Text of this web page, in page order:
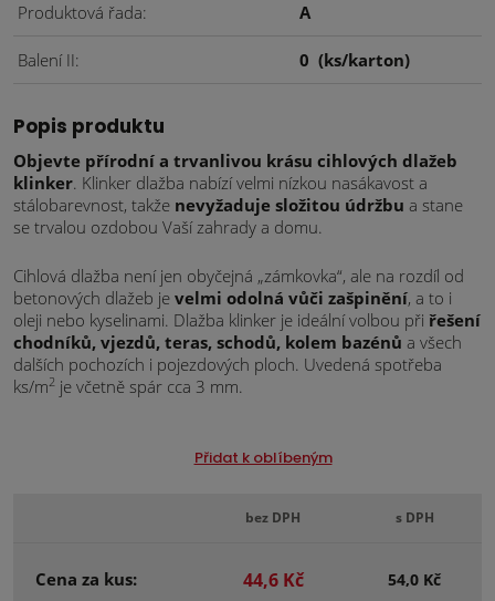
Produktová řada A
Balení II 0 (ks/karton)
Popis produktu
Objevte přírodní a trvanlivou krásu cihlových dlažeb
klinker. Klinker dlažba nabízí velmi nízkou nasákavost a
stálobarevnost, takže nevyžaduje složitou údržbu a stane
se trvalou ozdobou Vaší zahrady a domu.
Cihlová dlažba není jen obyčejná „zámkovka“, ale na rozdíl od
betonových dlažeb je velmi odolná vůči zašpinění, a to i
oleji nebo kyselinami. Dlažba klinker je ideální volbou při řešení
chodníků, vjezdů, teras, schodů, kolem bazénů a všech
dalších pochozích i pojezdových ploch. Uvedená spotřeba
ks/m2 je včetně spár cca 3 mm.
Přidat k oblíbeným
bez DPH s DPH
Cena za kus: 44,6 Kč 54,0 Kč